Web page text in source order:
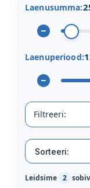
Laenusumma:
Laenuperiood:
Filtreeri:
Leidsime 2